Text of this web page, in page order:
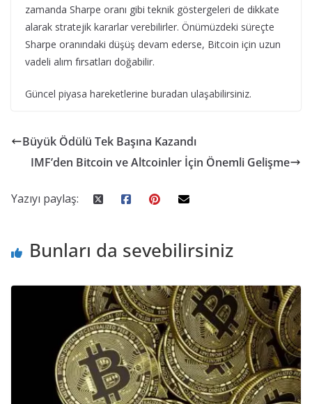
zamanda Sharpe oranı gibi teknik göstergeleri de dikkate
alarak stratejik kararlar verebilirler. Önümüzdeki süreçte
Sharpe oranındaki düşüş devam ederse, Bitcoin için uzun
vadeli alım fırsatları doğabilir.
Güncel piyasa hareketlerine buradan ulaşabilirsiniz.
Büyük Ödülü Tek Başına Kazandı
IMF’den Bitcoin ve Altcoinler İçin Önemli Gelişme
Yazıyı paylaş:
Bunları da sevebilirsiniz